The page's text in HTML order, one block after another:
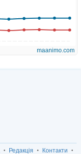
Редакція Контакти